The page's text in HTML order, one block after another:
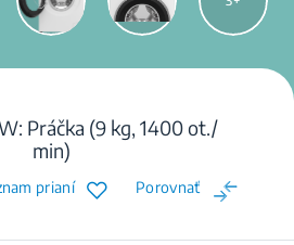
Práčka (9 kg, 1400 ot./
min)
prianí Porovnať